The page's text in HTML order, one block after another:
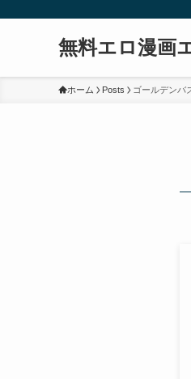
無料エロ漫画
ホーム Posts ゴールデンバ